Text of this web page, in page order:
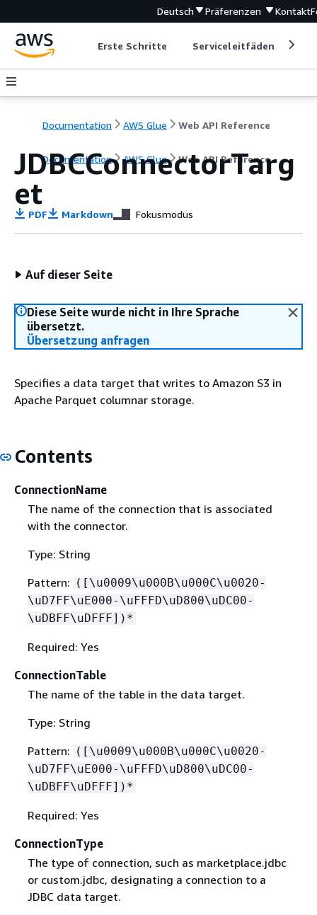
Deutsch Präferenzen Kontakt
Erste Schritte Serviceleitfäden
Documentation AWS Glue Web API Reference
Documentation AWS Glue Web API Reference
JDBCConnectorTarg
et
PDF Markdown Fokusmodus
Auf dieser Seite
Diese Seite wurde nicht in Ihre Sprache
übersetzt.
Übersetzung anfragen
Specifies a data target that writes to Amazon S3 in
Apache Parquet columnar storage.
Contents
ConnectionName
The name of the connection that is associated
with the connector.
Type: String
Pattern: ([\u0009\u000B\u000C\u0020-
\uD7FF\uE000-\uFFFD\uD800\uDC00-
\uDBFF\uDFFF])*
Required: Yes
ConnectionTable
The name of the table in the data target.
Type: String
Pattern: ([\u0009\u000B\u000C\u0020-
\uD7FF\uE000-\uFFFD\uD800\uDC00-
\uDBFF\uDFFF])*
Required: Yes
ConnectionType
The type of connection, such as marketplace.jdbc
or custom.jdbc, designating a connection to a
JDBC data target.